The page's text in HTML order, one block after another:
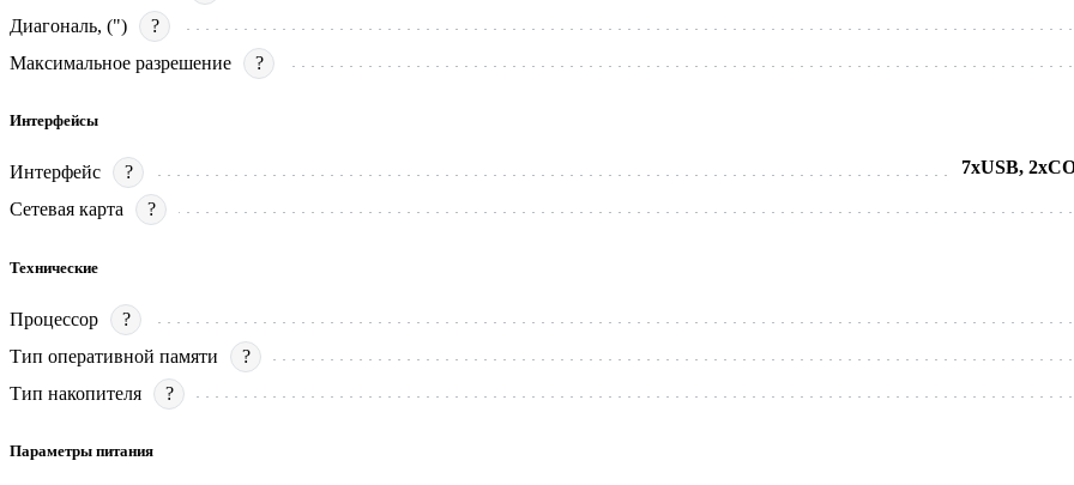
Диагональ, (")
?
Максимальное разрешение
?
Интерфейсы
Интерфейс ? 7xUSB,
Сетевая карта ?
Технические
Процессор
?
Тип оперативной памяти
?
Тип накопителя
?
Параметры питания